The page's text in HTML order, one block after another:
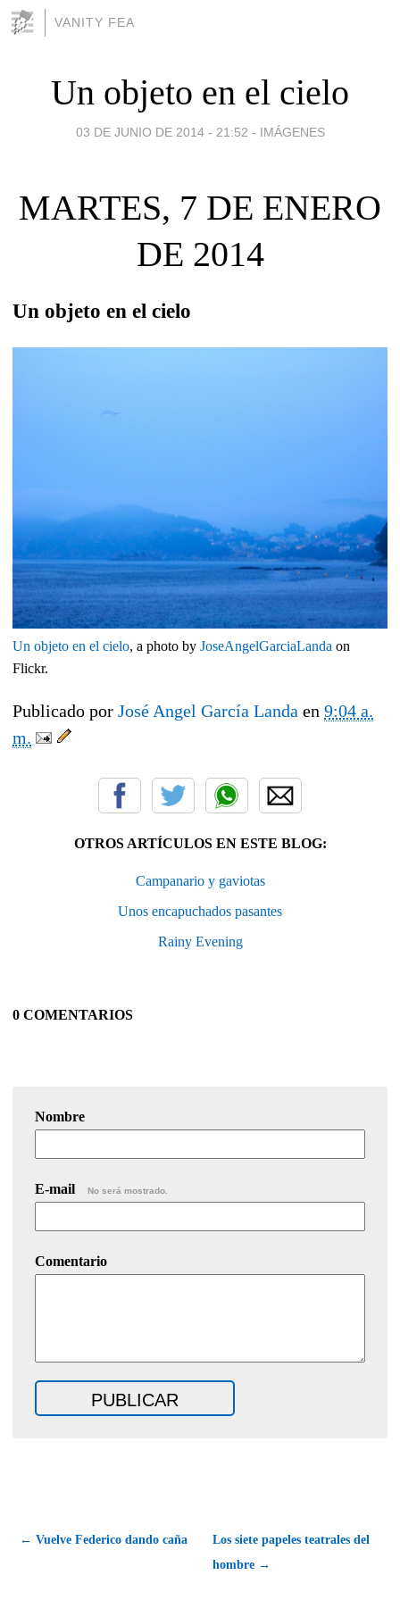
VANITY FEA
Un objeto en el cielo
03 DE JUNIO DE 2014 - 21:52 - IMÁGENES
MARTES, 7 DE ENERO
DE 2014
Un objeto en el cielo
Un objeto en el cielo, a photo by JoseAngelGarciaLanda on
Flickr.
Publicado por José Angel García Landa en 9:04 a.
m.
OTROS ARTÍCULOS EN ESTE BLOG:
Campanario y gaviotas
Unos encapuchados pasantes
Rainy Evening
0 COMENTARIOS
Nombre
E-mail No será mostrado.
Comentario
← Vuelve Federico dando caña
Los siete papeles teatrales del
hombre →